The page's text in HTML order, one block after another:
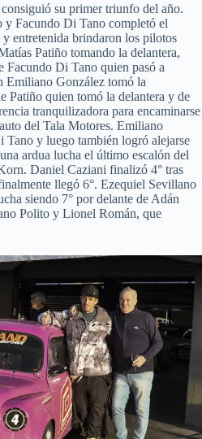
su primer triunfo del año.
y Facundo Di Tano completó el
entretenida brindaron los pilotos
Patiño tomando la delantera,
Facundo Di Tano quien pasó a
Emiliano González tomó la
Patiño quien tomó la delantera y de
tranquilizadora para encaminarse
del Tala Motores. Emiliano
Tano y luego también logró alejarse
ardua lucha el último escalón del
Daniel Caziani finalizó 4° tras
llegó 6°. Ezequiel Sevillano
siendo 7° por delante de Adán
Polito y Lionel Román, que